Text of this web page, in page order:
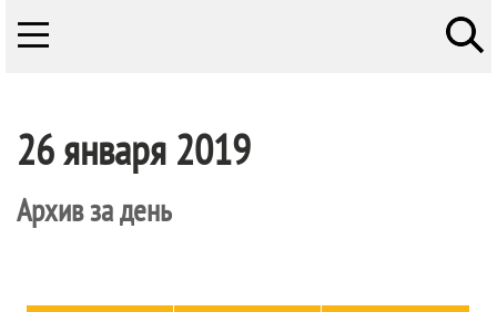
26 января 2019
Архив за день